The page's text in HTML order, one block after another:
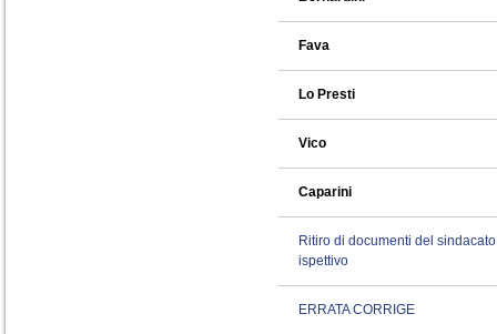
Fava
Lo Presti
Vico
Caparini
Ritiro di documenti del sindacato
ispettivo
ERRATA CORRIGE